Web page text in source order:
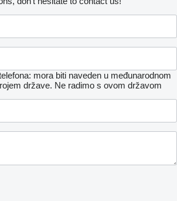
mora biti naveden u međunarodnom
države. Ne radimo s ovom državom